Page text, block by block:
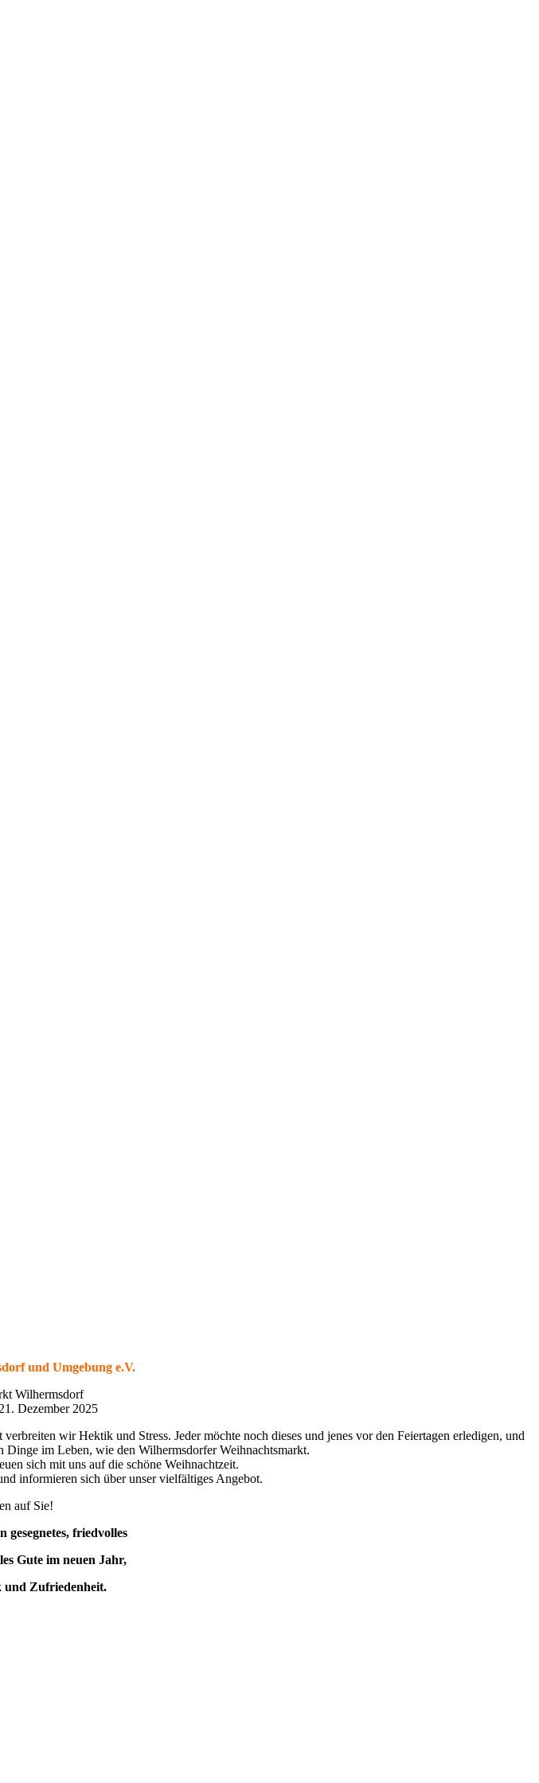
und Umgebung e.V.
Wilhermsdorf
Dezember 2025
wir Hektik und Stress. Jeder möchte noch dieses und jenes vor den Feiertagen erledigen, und
im Leben, wie den Wilhermsdorfer Weihnachtsmarkt.
sich mit uns auf die schöne Weihnachtzeit.
informieren sich über unser vielfältiges Angebot.
auf Sie!
gesegnetes, friedvolles
Gute im neuen Jahr,
und Zufriedenheit.